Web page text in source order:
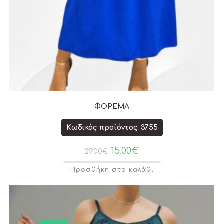
ΦΟΡΕΜΑ
Κωδικός προϊόντος: 3755
29.00€ 15.00€
Προσθήκη στο καλάθι